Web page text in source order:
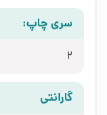
سری چاپ:
2
گارانتی